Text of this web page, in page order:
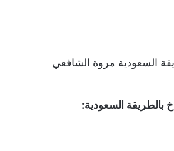
السعودية مروة الشافعي
بالطريقة السعودية: